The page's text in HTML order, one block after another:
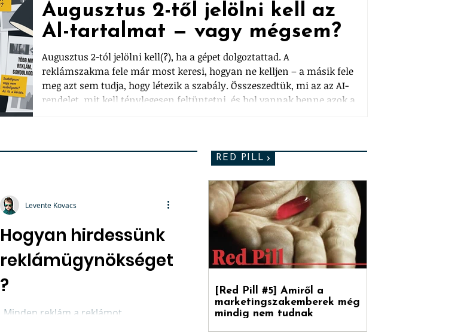
Augusztus 2-től jelölni kell az
AI-tartalmat — vagy mégsem?
Augusztus 2-tól jelölni kell(?), ha a gépet dolgoztattad. A
reklámszakma fele már most keresi, hogyan ne kelljen – a másik fele
meg azt sem tudja, hogy létezik a szabály. Összeszedtük, mi az az AI-
rendelet, mit kell ténylegesen feltüntetni, és hol vannak benne azok a
RED PILL
Hogyan hirdessünk
reklámügynökséget
?
„Minden reklám a reklámot
Levente Kovacs
[Red Pill #5] Amiről a
marketingszakemberek még
mindig nem tudnak